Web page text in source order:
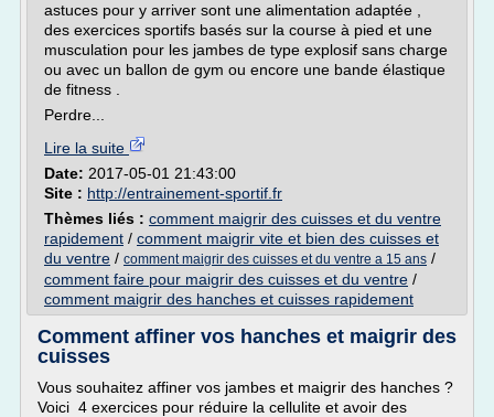
astuces pour y arriver sont une alimentation adaptée ,
des exercices sportifs basés sur la course à pied et une
musculation pour les jambes de type explosif sans charge
ou avec un ballon de gym ou encore une bande élastique
de fitness .
Perdre...
Lire la suite
Date: 2017-05-01 21:43:00
Site : http://entrainement-sportif.fr
Thèmes liés : comment maigrir des cuisses et du ventre
rapidement / comment maigrir vite et bien des cuisses et
du ventre / comment maigrir des cuisses et du ventre a 15 ans /
comment faire pour maigrir des cuisses et du ventre /
comment maigrir des hanches et cuisses rapidement
Comment affiner vos hanches et maigrir des
cuisses
Vous souhaitez affiner vos jambes et maigrir des hanches ?
Voici 4 exercices pour réduire la cellulite et avoir des